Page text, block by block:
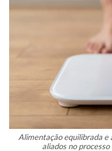
Alimentação equilibrada e
aliados no